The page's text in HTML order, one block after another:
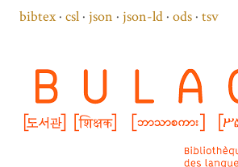
bibtex csl json json-ld ods tsv